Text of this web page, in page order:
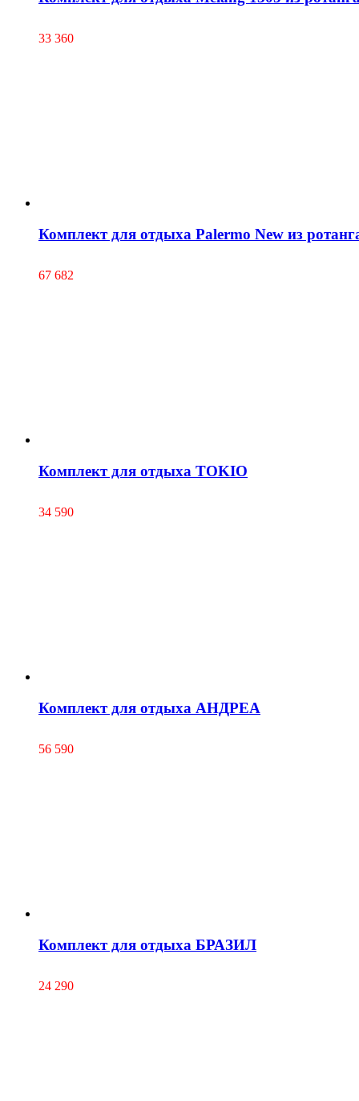
33 360
Комплект для отдыха Palermo New из
67 682
Комплект для отдыха TOKIO
34 590
Комплект для отдыха АНДРЕА
56 590
Комплект для отдыха БРАЗИЛ
24 290